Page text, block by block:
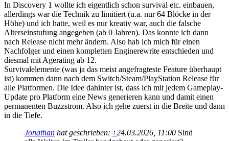
In Discovery 1 wollte ich eigentlich schon survival etc. einbauen,
allerdings war die Technik zu limitiert (u.a. nur 64 Blöcke in der
Höhe) und ich hatte, weil es nur kreativ war, auch die falsche
Alterseinstufung angegeben (ab 0 Jahren). Das konnte ich dann
nach Release nicht mehr ändern. Also hab ich mich für einen
Nachfolger und einen kompletten Enginerewrite entschieden und
diesmal mit Agerating ab 12.
Survivalelemente (was ja das meist angefragteste Feature überhaupt
ist) kommen dann nach dem Switch/Steam/PlayStation Release für
alle Platformen. Die Idee dahinter ist, dass ich mit jedem Gameplay-
Update pro Platform eine News generieren kann und damit einen
permanenten Buzzstrom. Also ich gehe zuerst in die Breite und dann
in die Tiefe.
Jonathan hat geschrieben: ↑24.03.2026, 11:00 Sind